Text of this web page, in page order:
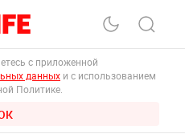
с приложенной
данных и с использованием
Политике.